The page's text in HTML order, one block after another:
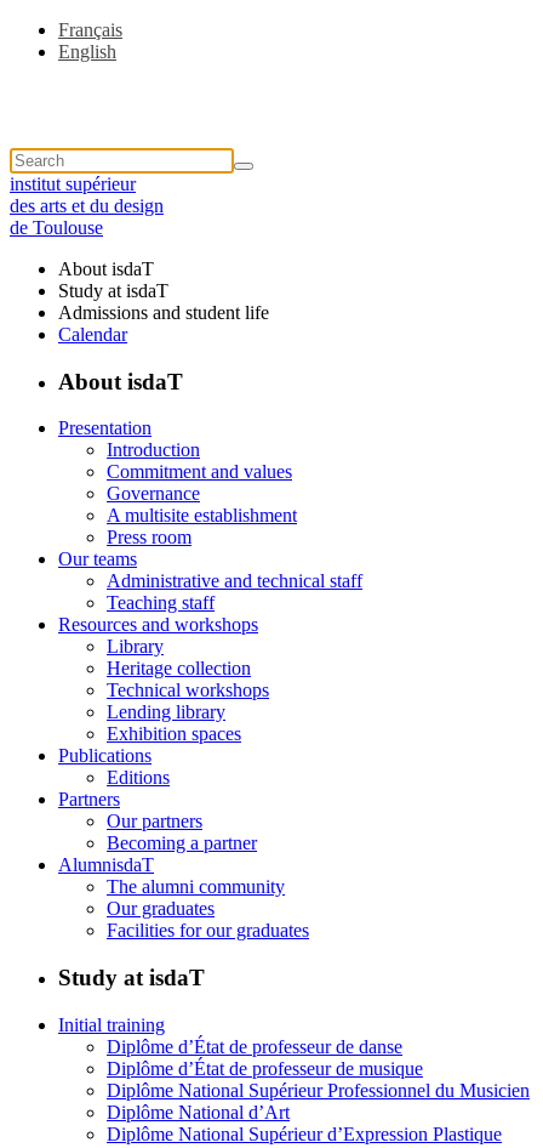
Français
English
institut supérieur
des arts et du design
de Toulouse
About isdaT
Study at isdaT
Admissions and student life
Calendar
About isdaT
Presentation
Introduction
Commitment and values
Governance
A multisite establishment
Press room
Our teams
Administrative and technical staff
Teaching staff
Resources and workshops
Library
Heritage collection
Technical workshops
Lending library
Exhibition spaces
Publications
Editions
Partners
Our partners
Becoming a partner
AlumnisdaT
The alumni community
Our graduates
Facilities for our graduates
Study at isdaT
Initial training
Diplôme d’État de professeur de danse
Diplôme d’État de professeur de musique
Diplôme National Supérieur Professionnel du Musicien
Diplôme National d’Art
Diplôme National Supérieur d’Expression Plastique